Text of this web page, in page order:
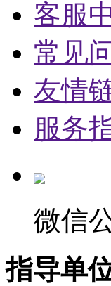
客服
常见
友情
服务
微信
指导单